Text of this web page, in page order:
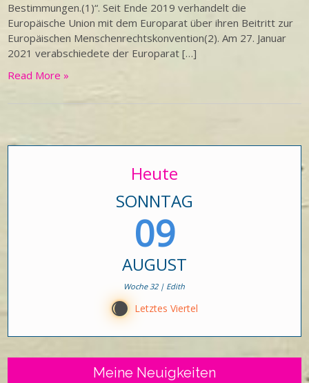
Bestimmungen.(1)“. Seit Ende 2019 verhandelt die
Europäische Union mit dem Europarat über ihren Beitritt zur
Europäischen Menschenrechtskonvention(2). Am 27. Januar
2021 verabschiedete der Europarat […]
Read More »
Heute
SONNTAG
09
AUGUST
Woche 32 | Edith
X Letztes Viertel
Meine Neuigkeiten